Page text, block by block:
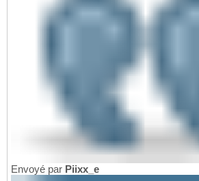
Envoyé par Piixx_e